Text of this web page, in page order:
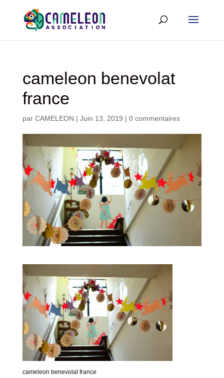
cameleon benevolat
france
par CAMELEON | Juin 13, 2019 | 0 commentaires
cameleon benevolat france